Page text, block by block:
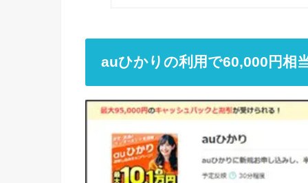
auひかりの利用で60,000円相